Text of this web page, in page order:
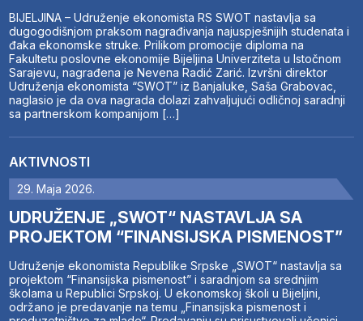
BIJELJINA – Udruženje ekonomista RS SWOT nastavlja sa
dugogodišnjom praksom nagrađivanja najuspješnijih studenata i
đaka ekonomske struke. Prilikom promocije diploma na
Fakultetu poslovne ekonomije Bijeljina Univerziteta u Istočnom
Sarajevu, nagrađena je Nevena Radić Zarić. Izvršni direktor
Udruženja ekonomista “SWOT” iz Banjaluke, Saša Grabovac,
naglasio je da ova nagrada dolazi zahvaljujući odličnoj saradnji
sa partnerskom kompanijom […]
AKTIVNOSTI
29. Maja 2026.
UDRUŽENJE „SWOT“ NASTAVLJA SA
PROJEKTOM “FINANSIJSKA PISMENOST”
Udruženje ekonomista Republike Srpske „SWOT“ nastavlja sa
projektom “Finansijska pismenost” i saradnjom sa srednjim
školama u Republici Srpskoj. U ekonomskoj školi u Bijeljini,
održano je predavanje na temu „Finansijska pismenost i